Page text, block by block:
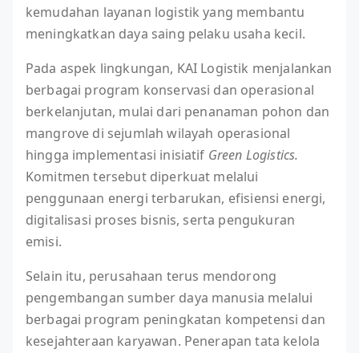
kemudahan layanan logistik yang membantu
meningkatkan daya saing pelaku usaha kecil.
Pada aspek lingkungan, KAI Logistik menjalankan
berbagai program konservasi dan operasional
berkelanjutan, mulai dari penanaman pohon dan
mangrove di sejumlah wilayah operasional
hingga implementasi inisiatif Green Logistics.
Komitmen tersebut diperkuat melalui
penggunaan energi terbarukan, efisiensi energi,
digitalisasi proses bisnis, serta pengukuran
emisi.
Selain itu, perusahaan terus mendorong
pengembangan sumber daya manusia melalui
berbagai program peningkatan kompetensi dan
kesejahteraan karyawan. Penerapan tata kelola